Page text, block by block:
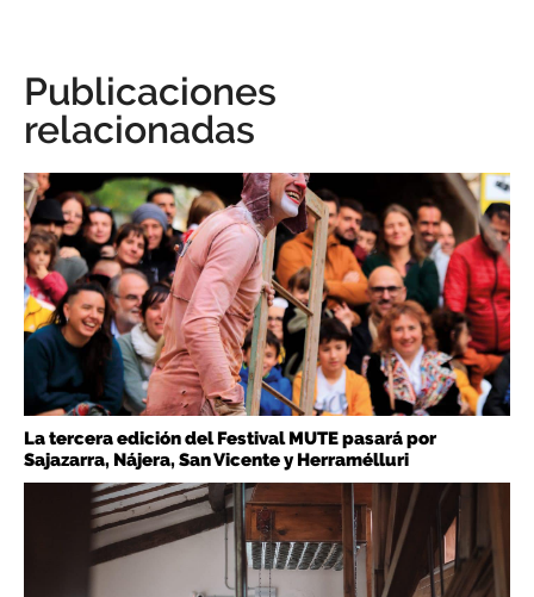
Publicaciones
relacionadas
La tercera edición del Festival MUTE pasará por
Sajazarra, Nájera, San Vicente y Herramélluri